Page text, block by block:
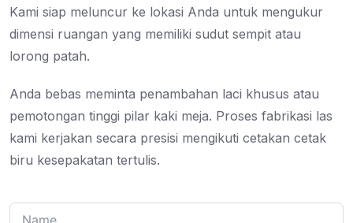
Kami siap meluncur ke lokasi Anda untuk mengukur
dimensi ruangan yang memiliki sudut sempit atau
lorong patah.
Anda bebas meminta penambahan laci khusus atau
pemotongan tinggi pilar kaki meja. Proses fabrikasi las
kami kerjakan secara presisi mengikuti cetakan cetak
biru kesepakatan tertulis.